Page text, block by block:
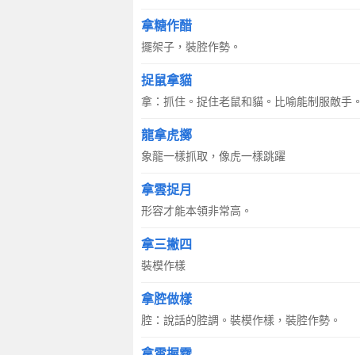
拿糖作醋
擺架子，裝腔作勢。
捉鼠拿貓
拿：抓住。捉住老鼠和貓。比喻能制服敵手。
龍拿虎擲
象龍一樣抓取，像虎一樣跳躍
拿雲捉月
形容才能本領非常高。
拿三撇四
裝模作樣
拿腔做樣
腔：說話的腔調。裝模作樣，裝腔作勢。